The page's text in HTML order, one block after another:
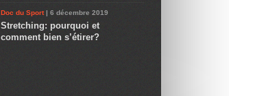
Doc du Sport| 6 décembre 2019
Stretching: pourquoi et
comment bien s’étirer?